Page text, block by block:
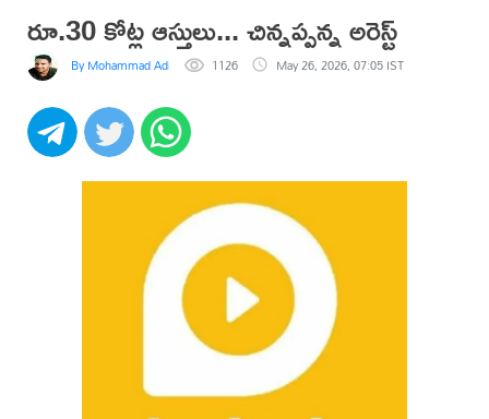
రూ.30 కోట్ల ఆస్తులు... చిన్నప్పన్న అరెస్ట్
By Mohammad Adil Anwar 1126 May 26, 2026, 07:05 IST